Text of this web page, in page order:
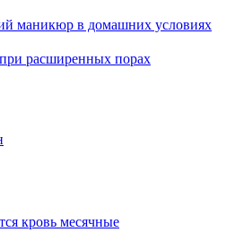
маникюр в домашних условиях
расширенных порах
кровь месячные